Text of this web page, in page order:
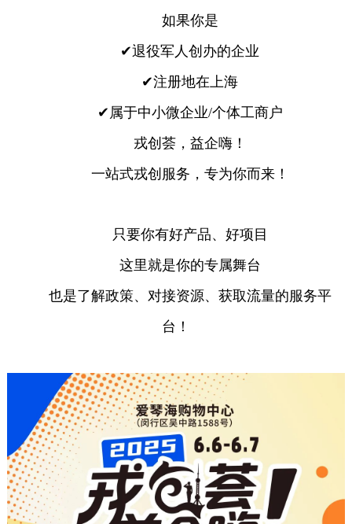
如果你是
✔退役军人创办的企业
✔注册地在上海
✔属于中小微企业/个体工商户
戎创荟，益企嗨！
一站式戎创服务，专为你而来！
只要你有好产品、好项目
这里就是你的专属舞台
也是了解政策、对接资源、获取流量的服务平
台！